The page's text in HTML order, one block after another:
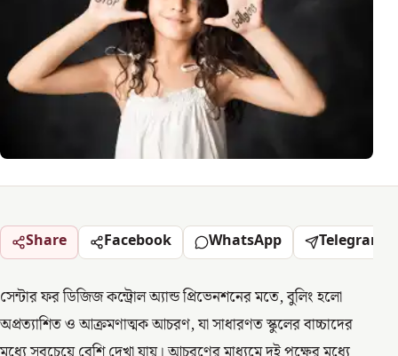
Share Facebook WhatsApp Telegram
সেন্টার ফর ডিজিজ কন্ট্রোল অ্যান্ড প্রিভেনশনের মতে, বুলিং হলো
অপ্রত্যাশিত ও আক্রমণাত্মক আচরণ, যা সাধারণত স্কুলের বাচ্চাদের